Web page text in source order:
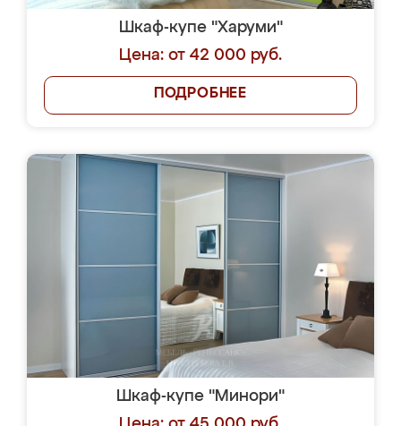
Шкаф-купе "Харуми"
Цена: от 42 000 руб.
ПОДРОБНЕЕ
Шкаф-купе "Минори"